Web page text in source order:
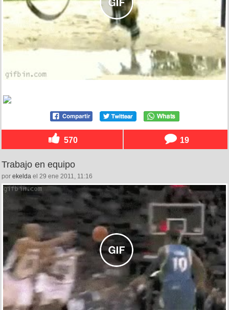
570 19
Trabajo en equipo
por ekelda el 29 ene 2011, 11:16